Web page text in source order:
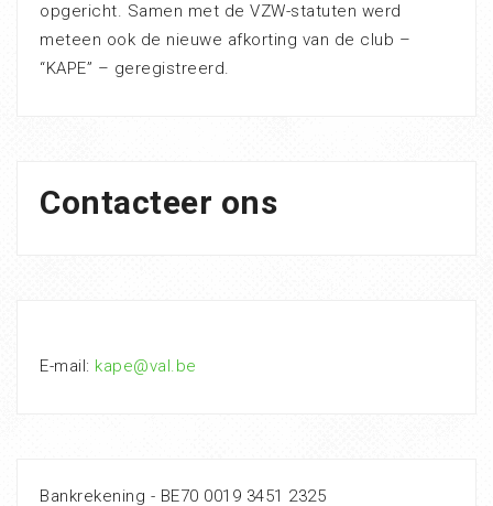
opgericht. Samen met de VZW-statuten werd
meteen ook de nieuwe afkorting van de club –
“KAPE” – geregistreerd.
Contacteer ons
E-mail: kape@val.be
Bankrekening - BE70 0019 3451 2325